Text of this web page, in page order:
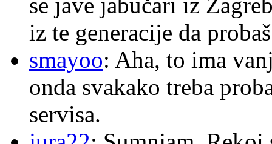
se jave jabučari iz
iz te generacije da
smayoo: Aha, to ima
onda svakako treba
servisa.